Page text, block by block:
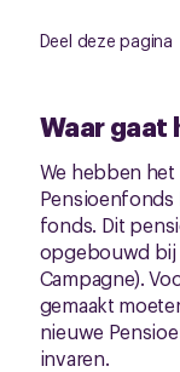
Deel deze pagina
Waar gaat
We hebben
Pensioenfonds
fonds. Dit
opgebouwd bij
Campagne).
gemaakt
nieuwe
invaren.